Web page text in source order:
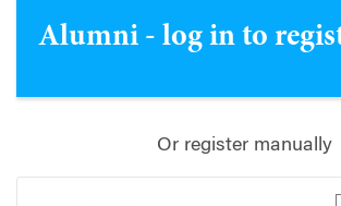
Alumni - log in to
Or register manually